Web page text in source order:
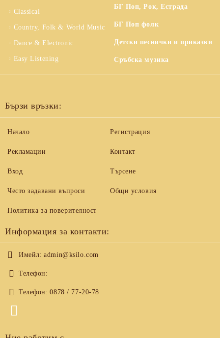
Classical
Country, Folk & World Music
Dance & Electronic
Easy Listening
БГ Поп, Рок, Естрада
БГ Поп фолк
Детски песнички и приказки
Сръбска музика
Бързи връзки:
Начало
Рекламации
Вход
Често задавани въпроси
Регистрация
Контакт
Търсене
Общи условия
Политика за поверителност
Информация за контакти:
Имейл: admin@ksilo.com
Телефон:
Телефон: 0878 / 77-20-78